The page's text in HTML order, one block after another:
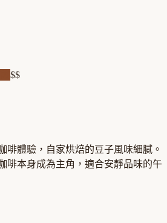
$$
啡體驗，自家烘焙的豆子風味細膩。
啡本身成為主角，適合安靜品味的午